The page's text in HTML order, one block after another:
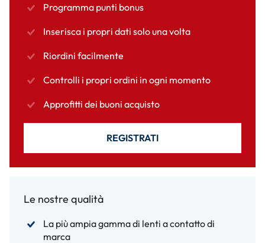
Programma punti bonus
Inserisca i propri dati solo una volta
Riordini facilmente
Controlli i propri ordini in ogni momento
Approfitti dei buoni acquisto
REGISTRATI
Le nostre qualità
La più ampia gamma di lenti a contatto di
marca